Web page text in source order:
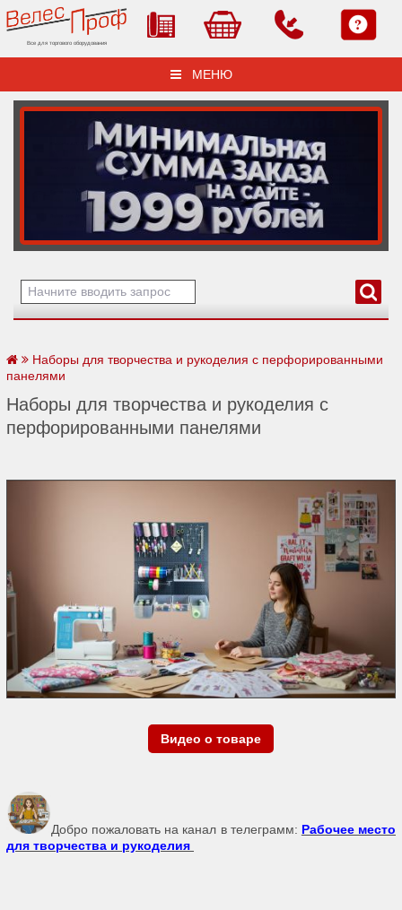
Все для торгового оборудования
МЕНЮ
Наборы для творчества и рукоделия с перфорированными
панелями
Наборы для творчества и рукоделия с
перфорированными панелями
Видео о товаре
Добро пожаловать на канал в телеграмм: Рабочее место
для творчества и рукоделия